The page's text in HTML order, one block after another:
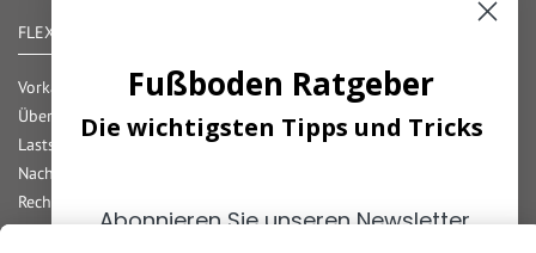
FLEXIBLE ZAHLUNG
Vorkasse
Überweisung
Lastschrift
Nachnahme
Rechnung
Kreditkarte
Fußboden Ratgeber
Die wichtigsten Tipps und Tricks
Abonnieren Sie unseren Newsletter